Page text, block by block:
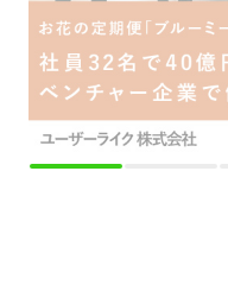
【DX統括責任者候補】AI・ビッグデ